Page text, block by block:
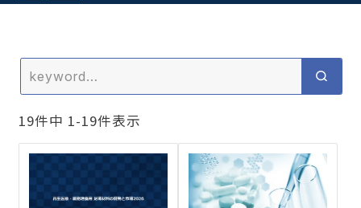
カテゴリで選ぶ
19件中 1-19件表示